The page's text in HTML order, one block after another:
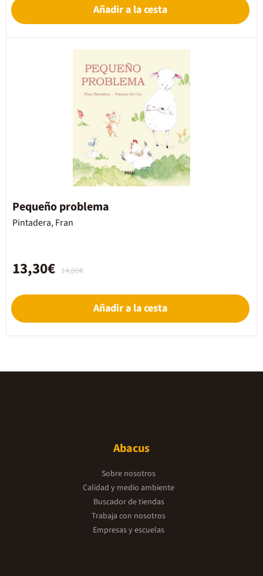
Añadir a la cesta
Pequeño problema
Pintadera, Fran
14,00€
13,30€
Añadir a la cesta
Abacus
Sobre nosotros
Calidad y medio ambiente
Buscador de tiendas
Trabaja con nosotros
Empresas y escuelas